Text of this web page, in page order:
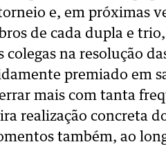
e, em próximas
de cada dupla e
na resolução
premiado em
mais com tanta
realização concreta
também, ao